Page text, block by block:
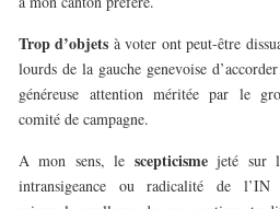
Trop d’objets à voter ont peut-être
lourds de la gauche genevoise
généreuse attention méritée par le
comité de campagne.
A mon sens, le scepticismejeté sur
intransigeance ou radicalité de l’IN